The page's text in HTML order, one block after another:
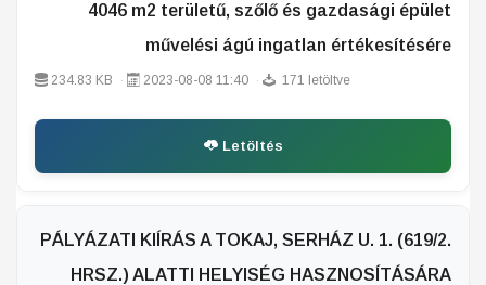
4046 m2 területű, szőlő és gazdasági épület
művelési ágú ingatlan értékesítésére
234.83 KB 2023-08-08 11:40 171 letöltve
Letöltés
PÁLYÁZATI KIÍRÁS A TOKAJ, SERHÁZ U. 1. (619/2.
HRSZ.) ALATTI HELYISÉG HASZNOSÍTÁSÁRA